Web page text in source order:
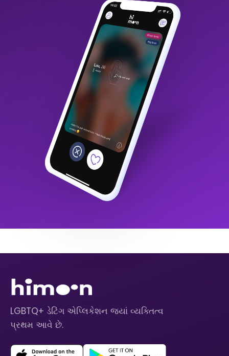
LGBTQ+ ડેટિંગ એપ્લિકેશન જ્યાં વ્યક્તિત્વ
પ્રથમ આવે છે.